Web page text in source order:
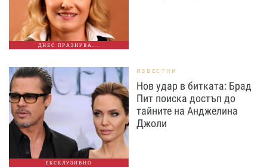
ДНЕС ПРАЗНУВА...
ЕКСКЛУЗИВНО
ИЗВЕСТНИ
Нов удар в битката: Брад
Пит поиска достъп до
тайните на Анджелина
Джоли